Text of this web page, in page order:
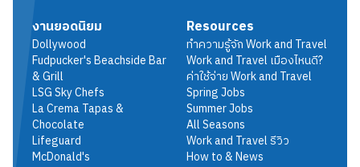
งานยอดนิยม
Dollywood
Fudpucker's Beachside Bar
& Grill
LSG Sky Chefs
La Crema Tapas &
Chocolate
Lifeguard
McDonald's
Resources
ทำความรู้จัก Work and Travel
Work and Travel เมืองไหนดี?
ค่าใช้จ่าย Work and Travel
Spring Jobs
Summer Jobs
All Seasons
Work and Travel รีวิว
How to & News